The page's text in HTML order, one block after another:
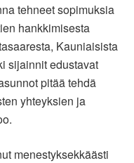
tehneet sopimuksia
hankkimisesta
Kauniaisista
sijainnit edustavat
pitää tehdä
yhteyksien ja
menestyksekkäästi